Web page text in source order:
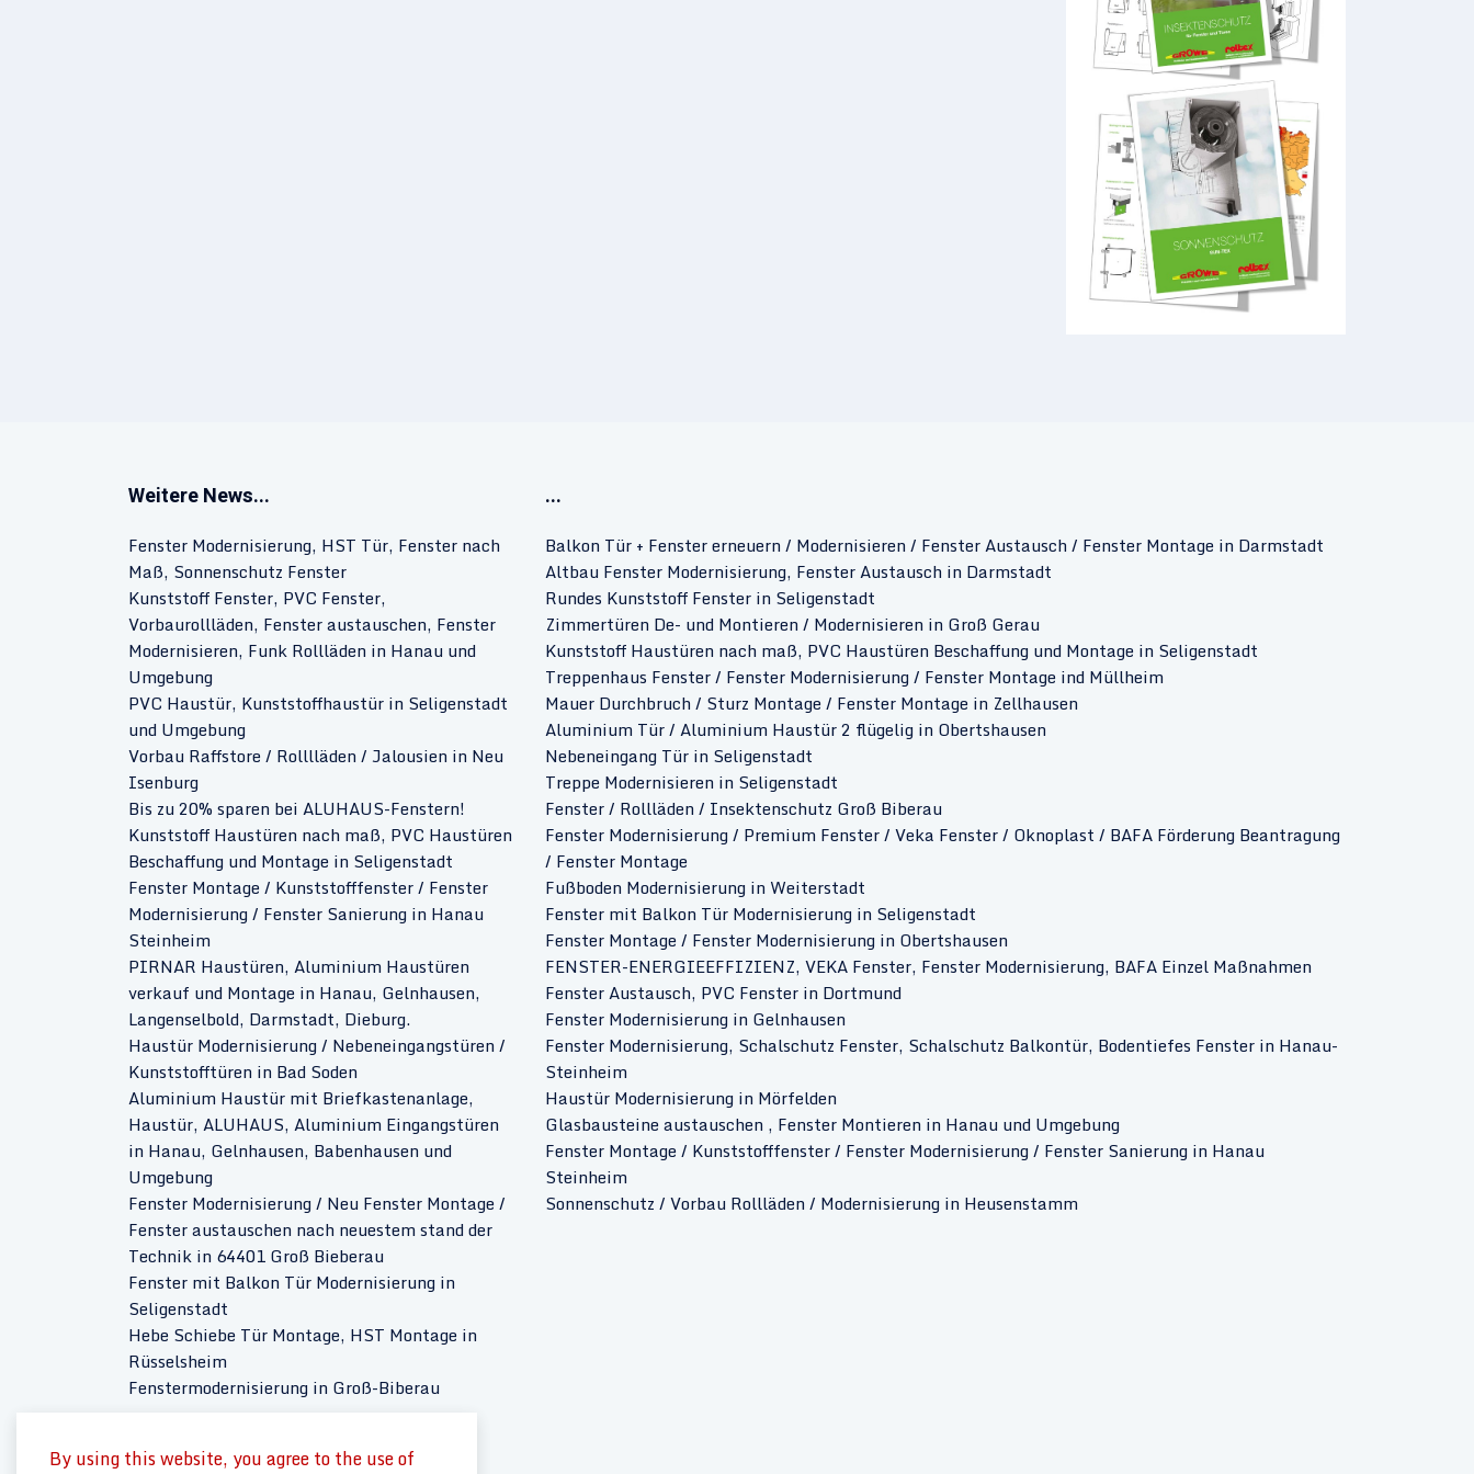
By using this website, you agree to the use of
Weitere News...
Fenster Modernisierung, HST Tür, Fenster nach
Maß, Sonnenschutz Fenster
Kunststoff Fenster, PVC Fenster,
Vorbaurollläden, Fenster austauschen, Fenster
Modernisieren, Funk Rollläden in Hanau und
Umgebung
PVC Haustür, Kunststoffhaustür in Seligenstadt
und Umgebung
Vorbau Raffstore / Rolllläden / Jalousien in Neu
Isenburg
Bis zu 20% sparen bei ALUHAUS-Fenstern!
Kunststoff Haustüren nach maß, PVC Haustüren
Beschaffung und Montage in Seligenstadt
Fenster Montage / Kunststofffenster / Fenster
Modernisierung / Fenster Sanierung in Hanau
Steinheim
PIRNAR Haustüren, Aluminium Haustüren
verkauf und Montage in Hanau, Gelnhausen,
Langenselbold, Darmstadt, Dieburg.
Haustür Modernisierung / Nebeneingangstüren /
Kunststofftüren in Bad Soden
Aluminium Haustür mit Briefkastenanlage,
Haustür, ALUHAUS, Aluminium Eingangstüren
in Hanau, Gelnhausen, Babenhausen und
Umgebung
Fenster Modernisierung / Neu Fenster Montage /
Fenster austauschen nach neuestem stand der
Technik in 64401 Groß Bieberau
Fenster mit Balkon Tür Modernisierung in
Seligenstadt
Hebe Schiebe Tür Montage, HST Montage in
Rüsselsheim
Fenstermodernisierung in Groß-Biberau
...
Balkon Tür + Fenster erneuern / Modernisieren / Fenster Austausch / Fenster Montage in Darmstadt
Altbau Fenster Modernisierung, Fenster Austausch in Darmstadt
Rundes Kunststoff Fenster in Seligenstadt
Zimmertüren De- und Montieren / Modernisieren in Groß Gerau
Kunststoff Haustüren nach maß, PVC Haustüren Beschaffung und Montage in Seligenstadt
Treppenhaus Fenster / Fenster Modernisierung / Fenster Montage ind Müllheim
Mauer Durchbruch / Sturz Montage / Fenster Montage in Zellhausen
Aluminium Tür / Aluminium Haustür 2 flügelig in Obertshausen
Nebeneingang Tür in Seligenstadt
Treppe Modernisieren in Seligenstadt
Fenster / Rollläden / Insektenschutz Groß Biberau
Fenster Modernisierung / Premium Fenster / Veka Fenster / Oknoplast / BAFA Förderung Beantragung
/ Fenster Montage
Fußboden Modernisierung in Weiterstadt
Fenster mit Balkon Tür Modernisierung in Seligenstadt
Fenster Montage / Fenster Modernisierung in Obertshausen
FENSTER-ENERGIEEFFIZIENZ, VEKA Fenster, Fenster Modernisierung, BAFA Einzel Maßnahmen
Fenster Austausch, PVC Fenster in Dortmund
Fenster Modernisierung in Gelnhausen
Fenster Modernisierung, Schalschutz Fenster, Schalschutz Balkontür, Bodentiefes Fenster in Hanau-
Steinheim
Haustür Modernisierung in Mörfelden
Glasbausteine austauschen , Fenster Montieren in Hanau und Umgebung
Fenster Montage / Kunststofffenster / Fenster Modernisierung / Fenster Sanierung in Hanau
Steinheim
Sonnenschutz / Vorbau Rollläden / Modernisierung in Heusenstamm